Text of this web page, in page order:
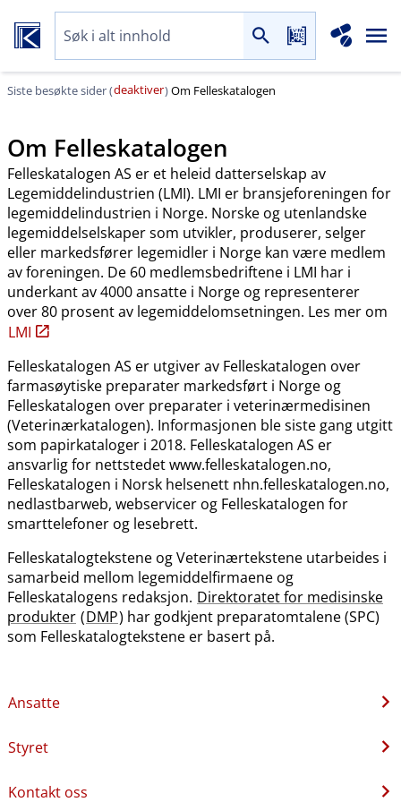
Siste besøkte sider (deaktiver)Om Felleskatalogen
Om Felleskatalogen
Felleskatalogen AS er et heleid datterselskap av
Legemiddelindustrien (LMI). LMI er bransjeforeningen for
legemiddelindustrien i Norge. Norske og utenlandske
legemiddelselskaper som utvikler, produserer, selger
eller markedsfører legemidler i Norge kan være medlem
av foreningen. De 60 medlemsbedriftene i LMI har i
underkant av 4000 ansatte i Norge og representerer
over 80 prosent av legemiddelomsetningen. Les mer om
LMI
Felleskatalogen AS er utgiver av Felleskatalogen over
farmasøytiske preparater markedsført i Norge og
Felleskatalogen over preparater i veterinærmedisinen
(Veterinærkatalogen). Informasjonen ble siste gang utgitt
som papirkataloger i 2018. Felleskatalogen AS er
ansvarlig for nettstedet www.felleskatalogen.no,
Felleskatalogen i Norsk helsenett nhn.felleskatalogen.no,
nedlastbarweb, webservicer og Felleskatalogen for
smarttelefoner og lesebrett.
Felleskatalogtekstene og Veterinærtekstene utarbeides i
samarbeid mellom legemiddelfirmaene og
Felleskatalogens redaksjon. Direktoratet for medisinske
produkter (DMP) har godkjent preparatomtalene (SPC)
som Felleskatalogtekstene er basert på.
Ansatte
Styret
Kontakt oss